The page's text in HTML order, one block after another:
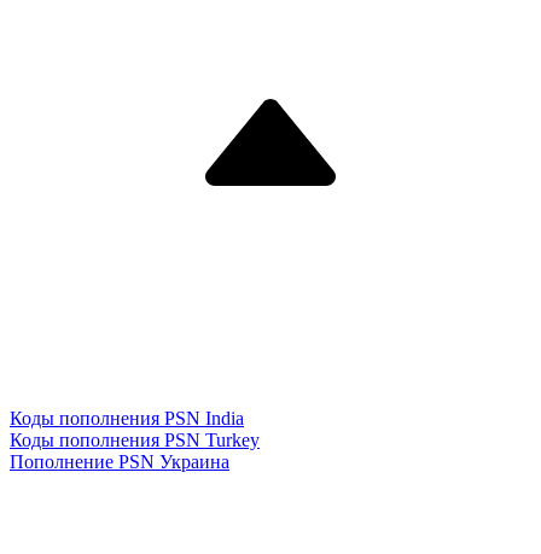
Коды пополнения PSN India
Коды пополнения PSN Turkey
Пополнение PSN Украина